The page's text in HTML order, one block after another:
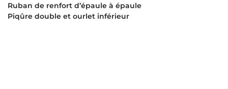
Ruban de renfort d’épaule à épaule
Piqûre double et ourlet inférieur